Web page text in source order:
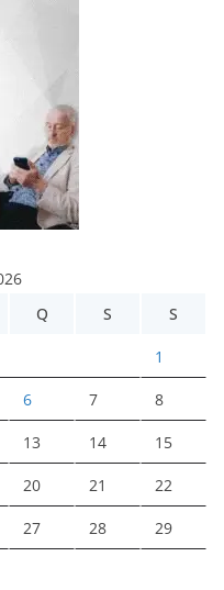
Q S S
1
6 7 8
13 14 15
20 21 22
27 28 29